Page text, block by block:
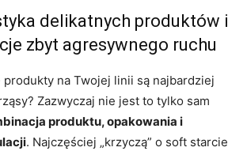
delikatnych produktów i
zbyt agresywnego ruchu
na Twojej linii są najbardziej
Zazwyczaj nie jest to tylko sam
produktu, opakowania i
. Najczęściej „krzyczą” o soft starcie